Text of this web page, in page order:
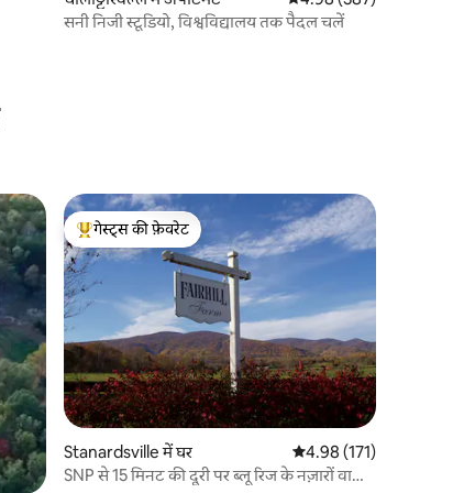
सनी निजी स्टूडियो, विश्वविद्यालय तक पैदल चलें
गेस्ट्स का टॉप फ़ेवरेट
गेस्ट्स की फ़ेवरेट
Stanardsville में घर औसत रेटिंग 5 में से 4.98,
4.98 (171)
SNP से 15 मिनट की दूरी पर ब्लू रिज के नज़ारों वाला